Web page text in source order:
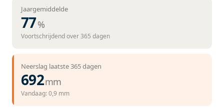
Jaargemiddelde
77%
Voortschrijdend over 365 dagen
Neerslag laatste 365 dagen
692mm
Vandaag: 0,9 mm